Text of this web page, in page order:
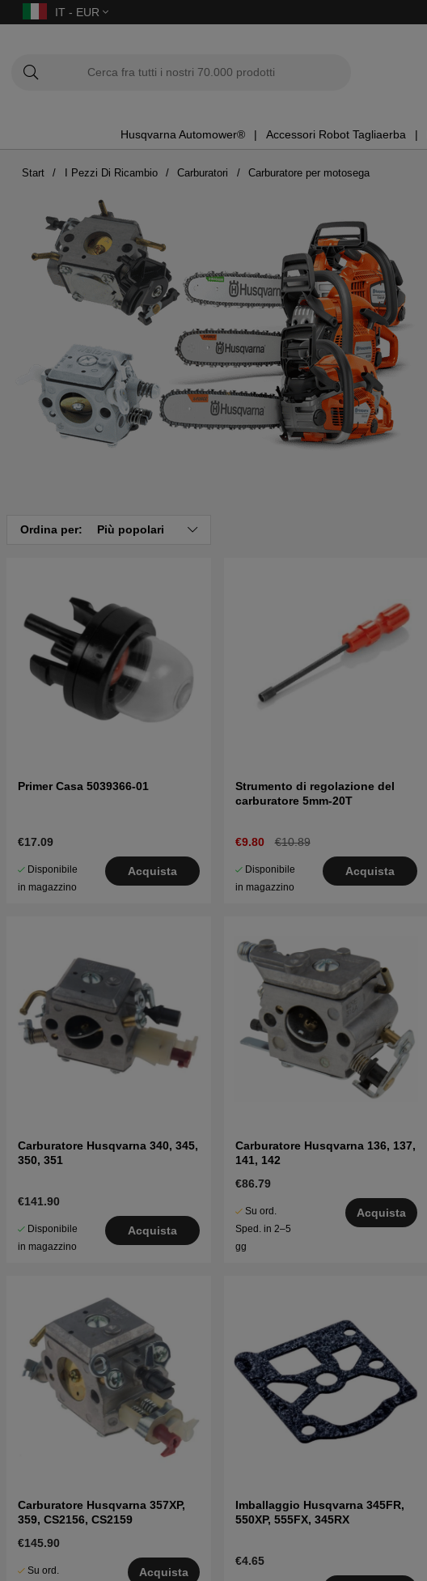
IT - EUR
Husqvarna Automower® Accessori Robot Tagliaerba
Start I Pezzi Di Ricambio Carburatori Carburatore per motosega
Ordina per: Più popolari
Primer Casa 5039366-01
€17.09
Disponibile
in magazzino
Acquista
Strumento di regolazione del
carburatore 5mm-20T
€9.80 €10.89
Disponibile
in magazzino
Acquista
Carburatore Husqvarna 340, 345,
350, 351
€141.90
Disponibile
in magazzino
Acquista
Carburatore Husqvarna 136, 137,
141, 142
€86.79
Su ord.
Sped. in 2–5
gg
Acquista
Carburatore Husqvarna 357XP,
359, CS2156, CS2159
€145.90
Su ord.
Acquista
Imballaggio Husqvarna 345FR,
550XP, 555FX, 345RX
€4.65